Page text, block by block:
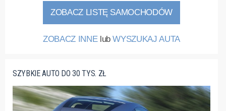
ZOBACZ LISTĘ SAMOCHODÓW
ZOBACZ INNElubWYSZUKAJ AUTA
SZYBKIE AUTO DO 30 TYS. ZŁ